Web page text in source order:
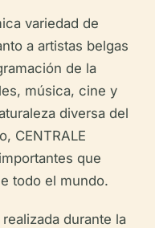
variedad de
a artistas belgas
de la
música, cine y
diversa del
CENTRALE
que
todo el mundo.
durante la